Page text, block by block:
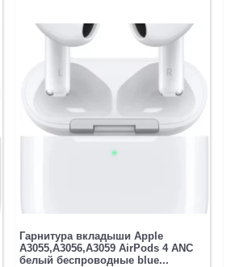
Гарнитура вкладыши Apple
A3055,A3056,A3059 AirPods 4 ANC
белый беспроводные blue...